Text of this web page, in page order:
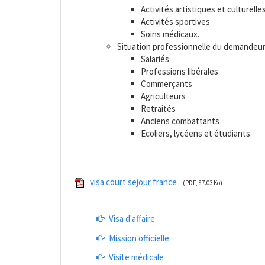
Activités artistiques et
Activités sportives
Soins médicaux.
Situation professionnelle du
Salariés
Professions libérales
Commerçants
Agriculteurs
Retraités
Anciens combattants
Ecoliers, lycéens et étudiants.
visa court sejour france (PDF, 87.03 Ko)
Visa d'affaire
Mission officielle
Visite médicale